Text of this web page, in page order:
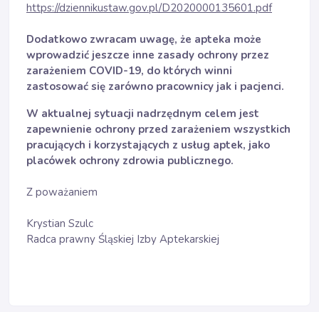
https://dziennikustaw.gov.pl/D2020000135601.pdf
Dodatkowo zwracam uwagę, że apteka może
wprowadzić jeszcze inne zasady ochrony przez
zarażeniem COVID-19, do których winni
zastosować się zarówno pracownicy jak i pacjenci.
W aktualnej sytuacji nadrzędnym celem jest
zapewnienie ochrony przed zarażeniem wszystkich
pracujących i korzystających z usług aptek, jako
placówek ochrony zdrowia publicznego.
Z poważaniem
Krystian Szulc
Radca prawny Śląskiej Izby Aptekarskiej